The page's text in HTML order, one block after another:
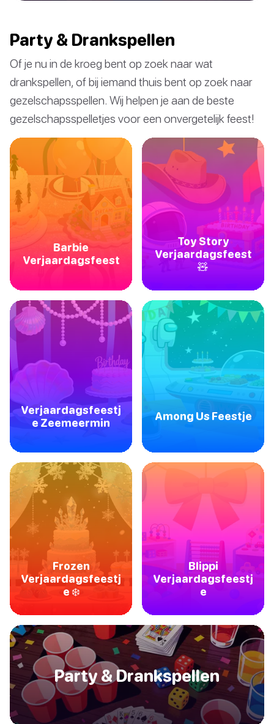
Party & Drankspellen
Of je nu in de kroeg bent op zoek naar wat
drankspellen, of bij iemand thuis bent op zoek naar
gezelschapsspellen. Wij helpen je aan de beste
gezelschapsspelletjes voor een onvergetelijk feest!
Barbie
Verjaardagsfeest
Toy Story
Verjaardagsfeest
🧸
Verjaardagsfeestj
e Zeemeermin
Among Us Feestje
Frozen
Verjaardagsfeestj
e ❄️
Blippi
Verjaardagsfeestj
e
Party & Drankspellen